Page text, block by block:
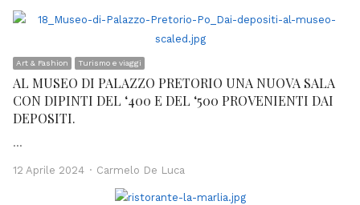
Art & Fashion Turismo e viaggi
AL MUSEO DI PALAZZO PRETORIO UNA NUOVA SALA
CON DIPINTI DEL ‘400 E DEL ‘500 PROVENIENTI DAI
DEPOSITI.
…
12 Aprile 2024 Author
Carmelo De Luca